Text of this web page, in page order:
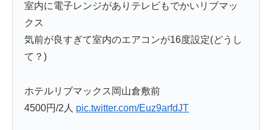
室内に電子レンジがありテレビもでかいリブマッ
クス
気前が良すぎて室内のエアコンが16度設定(どうし
て？)
ホテルリブマックス岡山倉敷前
4500円/2人 pic.twitter.com/Euz9arfdJT